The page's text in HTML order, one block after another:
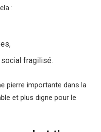
:
fragilisé.
pierre importante dans la
et plus digne pour le